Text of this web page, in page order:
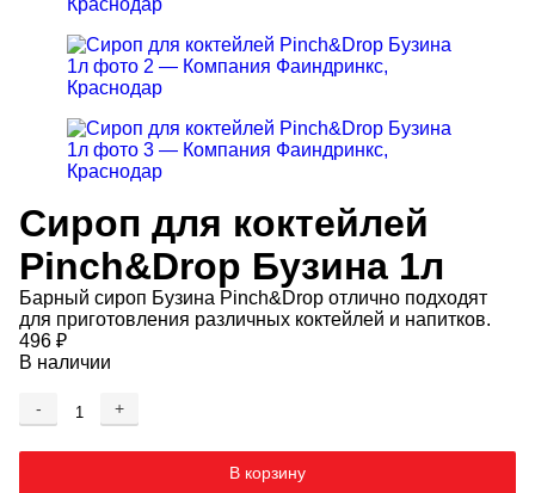
Сироп для коктейлей
Pinch&Drop Бузина 1л
Барный сироп Бузина Pinch&Drop отлично подходят
для приготовления различных коктейлей и напитков.
496 ₽
В наличии
-
+
В корзину